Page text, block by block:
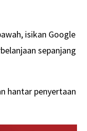
isikan Google
sepanjang
hantar penyertaan